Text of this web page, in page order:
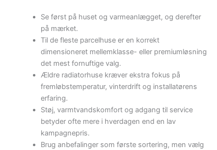
Se først på huset og varmeanlægget, og derefter
på mærket.
Til de fleste parcelhuse er en korrekt
dimensioneret mellemklasse- eller premiumløsning
det mest fornuftige valg.
Ældre radiatorhuse kræver ekstra fokus på
fremløbstemperatur, vinterdrift og installatørens
erfaring.
Støj, varmtvandskomfort og adgang til service
betyder ofte mere i hverdagen end en lav
kampagnepris.
Brug anbefalinger som første sortering, men vælg